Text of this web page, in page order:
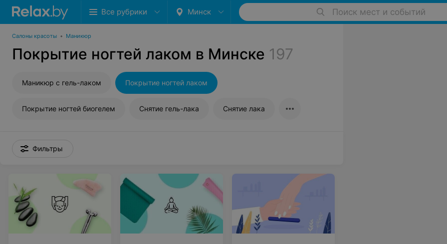
Все рубрики Минск Поиск мест и событий
Салоны красоты • Маникюр
Покрытие ногтей лаком в Минске 197
Маникюр с гель-лаком Покрытие ногтей лаком
Покрытие ногтей биогелем Снятие гель-лака Снятие лака
Фильтры